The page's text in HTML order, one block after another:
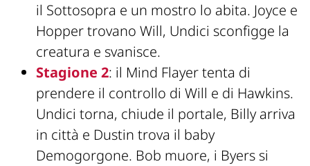
il Sottosopra e un mostro lo abita. Joyce e
Hopper trovano Will, Undici sconfigge la
creatura e svanisce.
Stagione 2: il Mind Flayer tenta di
prendere il controllo di Will e di Hawkins.
Undici torna, chiude il portale, Billy arriva
in città e Dustin trova il baby
Demogorgone. Bob muore, i Byers si